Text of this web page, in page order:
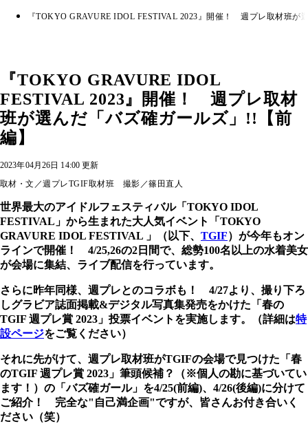
『TOKYO GRAVURE IDOL FESTIVAL 2023』開催！ 週プレ取材班が
『TOKYO GRAVURE IDOL
FESTIVAL 2023』開催！ 週プレ取材
班が選んだ「バズ確ガールズ」!!【前
編】
2023年04月26日 14:00 更新
取材・文／週プレTGIF取材班 撮影／篠田直人
世界最大のアイドルフェスティバル「TOKYO IDOL
FESTIVAL」から生まれた大人気イベント「TOKYO
GRAVURE IDOL FESTIVAL 」（以下、 TGIF）が今年もオン
ラインで開催！ 4/25,26の2日間で、総勢100名以上の水着美女
が会場に集結、ライブ配信を行っています。
さらに昨年同様、週プレとのコラボも！ 4/27より、撮り下ろ
しグラビア誌面掲載&デジタル写真集発売をかけた「春の
TGIF 週プレ賞 2023」投票イベントを実施します。（詳細は特
設ページをご覧ください）
それに先がけて、週プレ取材班がTGIFの会場で見つけた「春
のTGIF 週プレ賞 2023」筆頭候補？（※個人の勘に基づいてい
ます！）の「バズ確ガール」を4/25(前編)、4/26(後編)に分けて
ご紹介！ 完全な"自己満企画"ですが、皆さんお付き合いく
ださい（笑）